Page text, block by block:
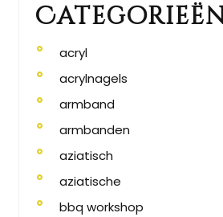
acryl
acrylnagels
armband
armbanden
aziatisch
aziatische
bbq workshop